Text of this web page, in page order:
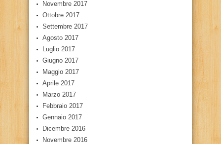
Novembre 2017
Ottobre 2017
Settembre 2017
Agosto 2017
Luglio 2017
Giugno 2017
Maggio 2017
Aprile 2017
Marzo 2017
Febbraio 2017
Gennaio 2017
Dicembre 2016
Novembre 2016